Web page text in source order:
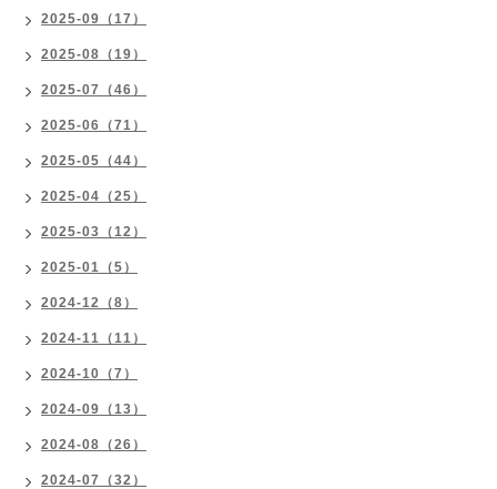
2025-09（17）
2025-08（19）
2025-07（46）
2025-06（71）
2025-05（44）
2025-04（25）
2025-03（12）
2025-01（5）
2024-12（8）
2024-11（11）
2024-10（7）
2024-09（13）
2024-08（26）
2024-07（32）